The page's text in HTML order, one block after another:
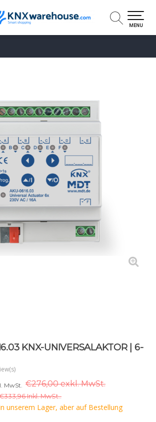
MENU
KNX-UNIVERSALAKTOR | 6-
MwSt. €276,00 exkl. MwSt.
333,96 Inkl. MwSt..
unserem Lager, aber auf Bestellung